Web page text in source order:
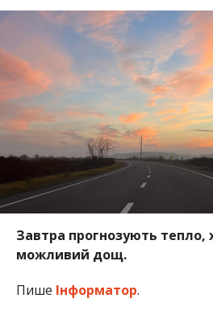
Завтра прогнозують тепло,
можливий дощ.
Пише Інформатор.